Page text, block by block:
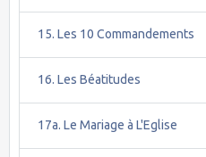
15. Les 10 Commandements
16. Les Béatitudes
17a. Le Mariage à L'Eglise